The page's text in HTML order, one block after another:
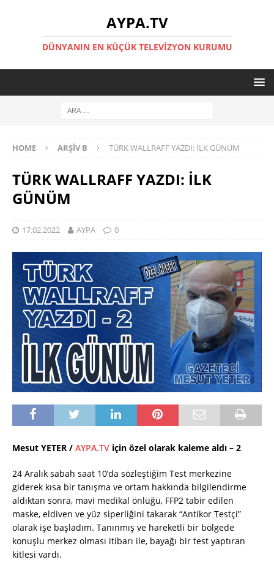
AYPA.TV
DÜNYANIN EN KÜÇÜK TELEVIZYON KURUMU
HOME ARŞIV B TÜRK WALLRAFF YAZDI: İLK GÜNÜM
TÜRK WALLRAFF YAZDI: İLK
GÜNÜM
17.02.2022 AYPA 0
Mesut YETER / AYPA.TV için özel olarak kaleme aldı – 2
24 Aralık sabah saat 10’da sözleştiğim Test merkezine
giderek kısa bir tanışma ve ortam hakkında bilgilendirme
aldıktan sonra, mavi medikal önlüğü, FFP2 tabir edilen
maske, eldiven ve yüz siperliğini takarak “Antikor Testçi”
olarak işe başladım. Tanınmış ve hareketli bir bölgede
konuşlu merkez olması itibarı ile, bayağı bir test yaptıran
kitlesi vardı.